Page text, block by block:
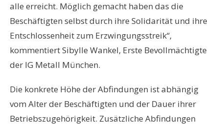
alle erreicht. Möglich gemacht haben das die
Beschäftigten selbst durch ihre Solidarität und ihre
Entschlossenheit zum Erzwingungsstreik“,
kommentiert Sibylle Wankel, Erste Bevollmächtigte
der IG Metall München.
Die konkrete Höhe der Abfindungen ist abhängig
vom Alter der Beschäftigten und der Dauer ihrer
Betriebszugehörigkeit. Zusätzliche Abfindungen